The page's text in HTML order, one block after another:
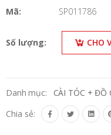
Mã: SP011786
Số lượng: CHO
Danh mục:
CÀI TÓC + ĐỒ
Chia sẻ: